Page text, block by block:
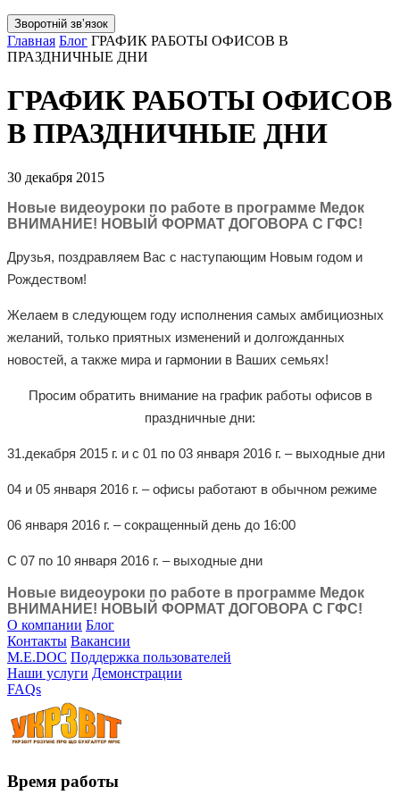
Зворотній звʼязок
Главная Блог ГРАФИК РАБОТЫ ОФИСОВ В
ПРАЗДНИЧНЫЕ ДНИ
ГРАФИК РАБОТЫ ОФИСОВ
В ПРАЗДНИЧНЫЕ ДНИ
30 декабря 2015
Новые видеоуроки по работе в программе Медок
ВНИМАНИЕ! НОВЫЙ ФОРМАТ ДОГОВОРА С ГФС!
Друзья, поздравляем Вас с наступающим Новым годом и
Рождеством!
Желаем в следующем году исполнения самых амбициозных
желаний, только приятных изменений и долгожданных
новостей, а также мира и гармонии в Ваших семьях!
Просим обратить внимание на график работы офисов в
праздничные дни:
31.декабря 2015 г. и с 01 по 03 января 2016 г. – выходные дни
04 и 05 января 2016 г. – офисы работают в обычном режиме
06 января 2016 г. – сокращенный день до 16:00
С 07 по 10 января 2016 г. – выходные дни
Новые видеоуроки по работе в программе Медок
ВНИМАНИЕ! НОВЫЙ ФОРМАТ ДОГОВОРА С ГФС!
О компании Блог
Контакты Вакансии
M.E.DOC Поддержка пользователей
Наши услуги Демонстрации
FAQs
Время работы